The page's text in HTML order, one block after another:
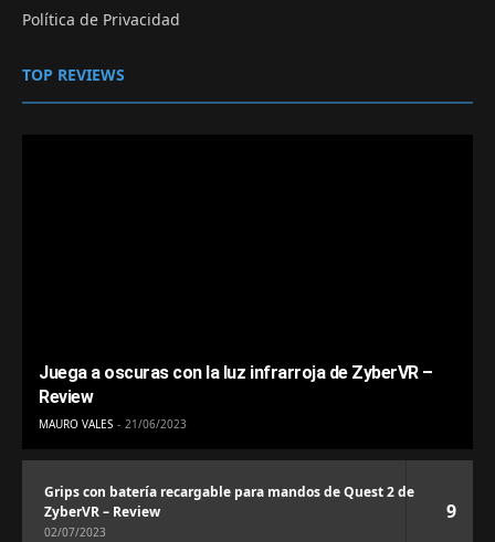
Política de Privacidad
TOP REVIEWS
Juega a oscuras con la luz infrarroja de ZyberVR –
Review
MAURO VALES 21/06/2023
Grips con batería recargable para mandos de Quest 2 de
ZyberVR – Review
02/07/2023
9